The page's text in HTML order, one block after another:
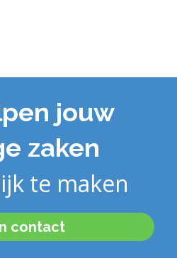
jouw
zaken
te maken
contact